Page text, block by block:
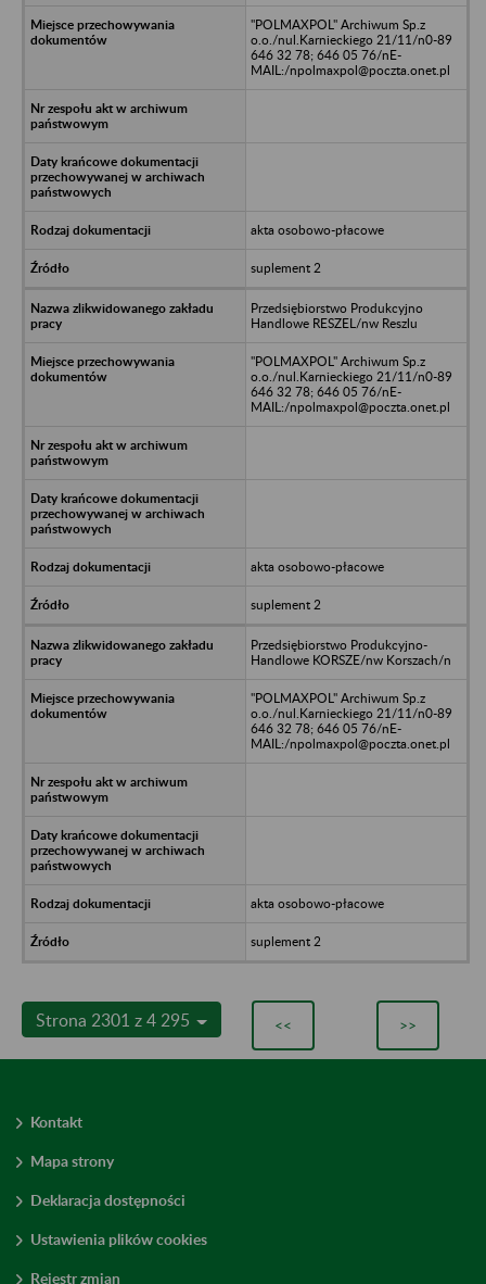
"POLMAXPOL" Archiwum Sp.z
o.o./nul.Karnieckiego 21/11/n0-89
646 32 78; 646 05 76/nE-
MAIL:/npolmaxpol@poczta.onet.pl
akta osobowo-płacowe
suplement 2
Przedsiębiorstwo Produkcyjno
Handlowe RESZEL/nw Reszlu
"POLMAXPOL" Archiwum Sp.z
o.o./nul.Karnieckiego 21/11/n0-89
646 32 78; 646 05 76/nE-
MAIL:/npolmaxpol@poczta.onet.pl
akta osobowo-płacowe
suplement 2
Przedsiębiorstwo Produkcyjno-
Handlowe KORSZE/nw Korszach/n
"POLMAXPOL" Archiwum Sp.z
o.o./nul.Karnieckiego 21/11/n0-89
646 32 78; 646 05 76/nE-
MAIL:/npolmaxpol@poczta.onet.pl
akta osobowo-płacowe
suplement 2
Strona 2301 z 4 295 << >>
Kontakt
Mapa strony
Deklaracja dostępności
Ustawienia plików cookies
Rejestr zmian